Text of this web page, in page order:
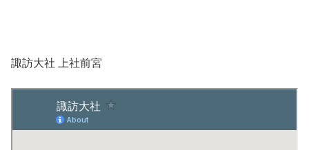
諏訪大社 上社前宮